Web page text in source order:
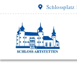
Schlossplatz